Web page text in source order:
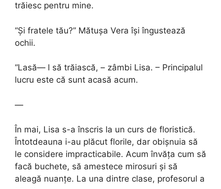
trăiesc pentru mine.
“Și fratele tău?” Mătușa Vera își îngustează
ochii.
“Lasă— l să trăiască, – zâmbi Lisa. – Principalul
lucru este că sunt acasă acum.
—
În mai, Lisa s-a înscris la un curs de floristică.
Întotdeauna i-au plăcut florile, dar obișnuia să
le considere impracticabile. Acum învăța cum să
facă buchete, să amestece mirosuri și să
aleagă nuanțe. La una dintre clase, profesorul a